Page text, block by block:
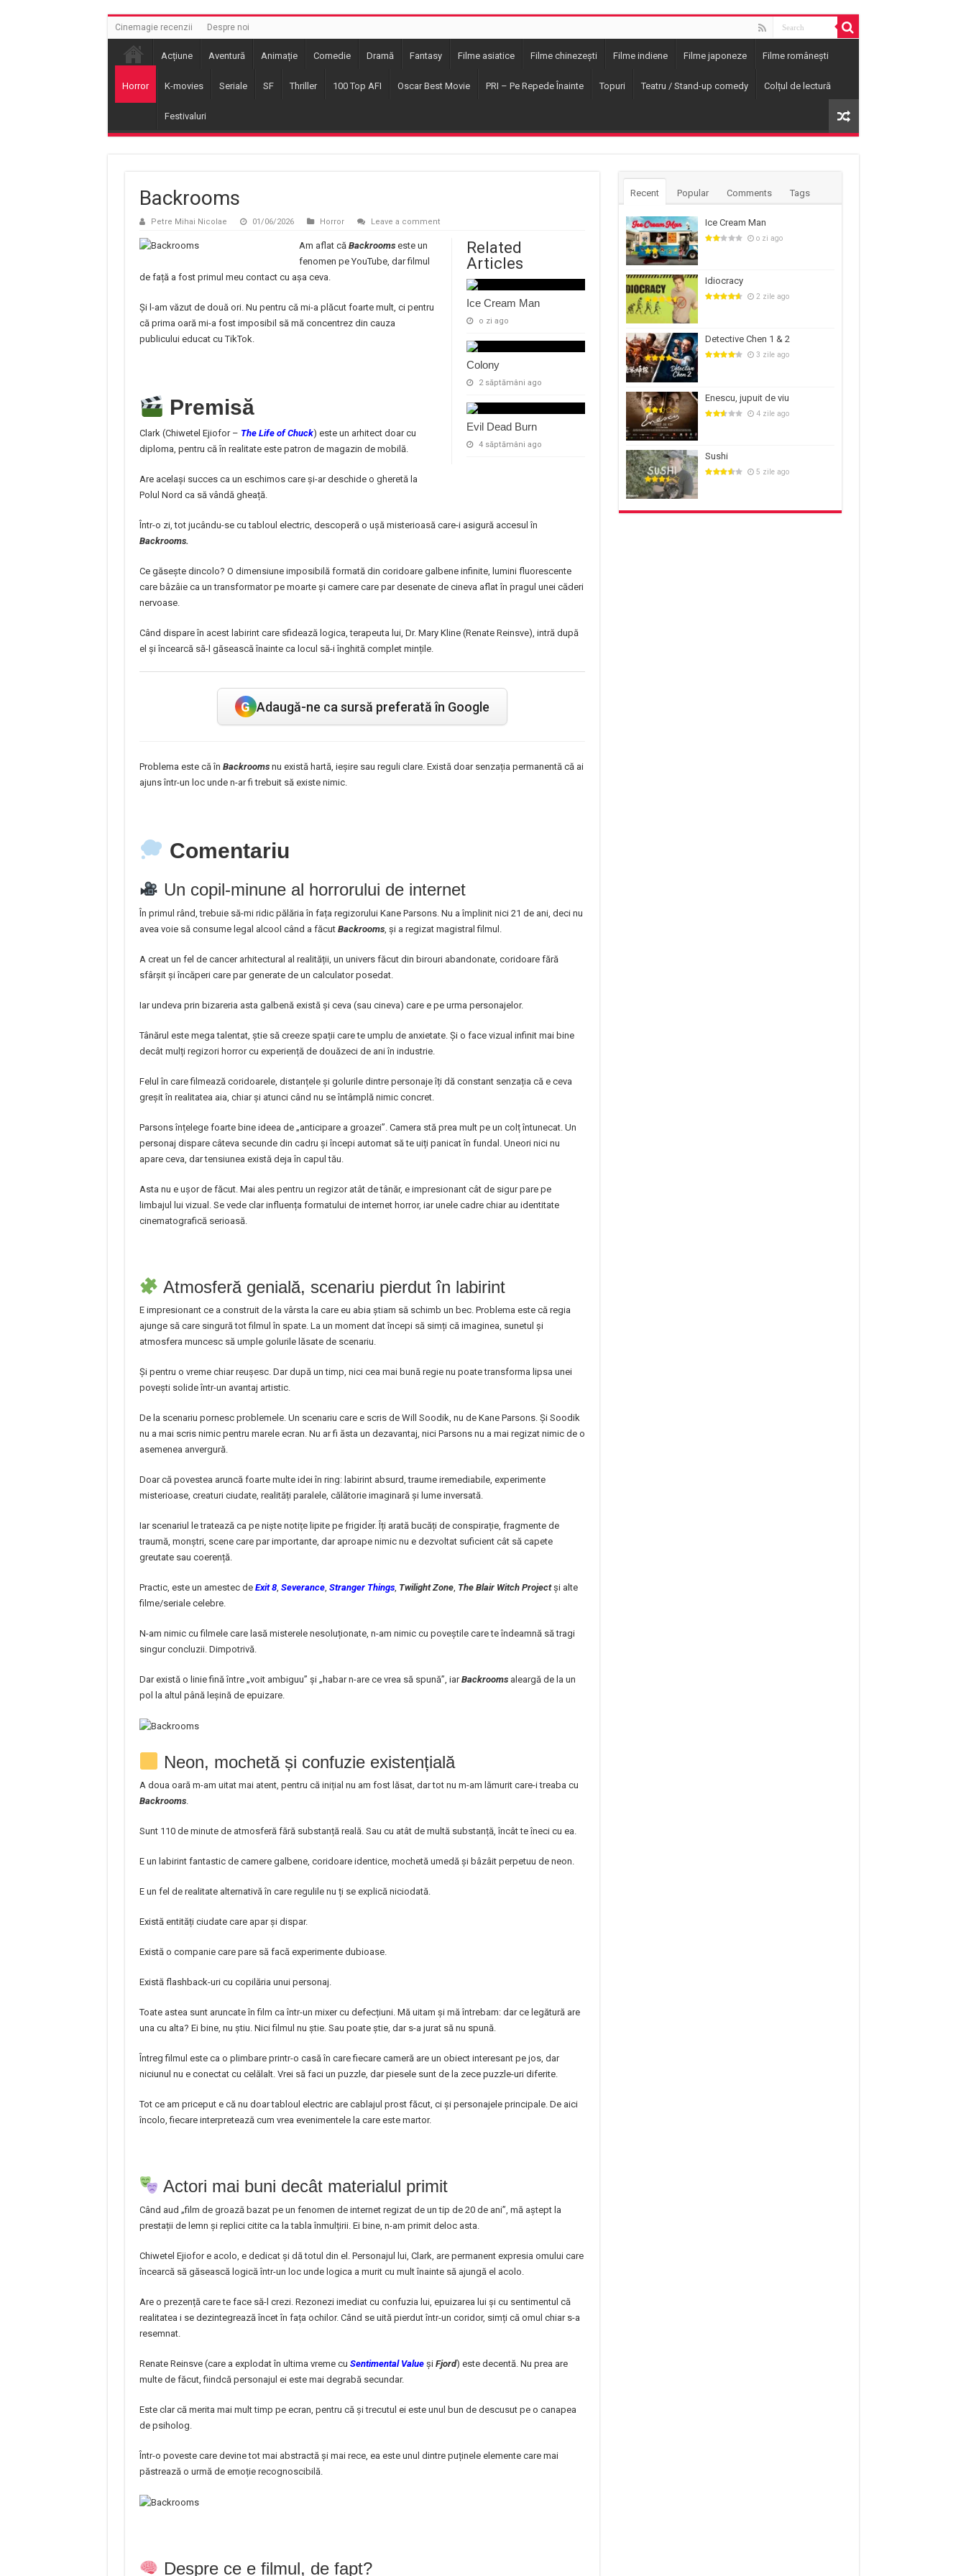
Cinemagie recenzii Despre noi
Acțiune Aventură Animație Comedie Dramă Fantasy Filme asiatice Filme chinezești Filme indiene Filme japoneze Filme românești
Horror K-movies Seriale SF Thriller 100 Top AFI Oscar Best Movie PRI – Pe Repede Înainte Topuri Teatru / Stand-up comedy Colțul de lectură
Festivaluri
Backrooms
Petre Mihai Nicolae 01/06/2026 Horror Leave a comment
Related
Articles
Ice Cream Man
o zi ago
Colony
2 săptămâni ago
Evil Dead Burn
4 săptămâni ago
Am aflat că Backroomseste un
fenomen pe YouTube, dar filmul
de față a fost primul meu contact cu așa ceva.
Și l-am văzut de două ori. Nu pentru că mi-a plăcut foarte mult, ci pentru
că prima oară mi-a fost imposibil să mă concentrez din cauza
publicului educat cu TikTok.
Premisă
Clark (Chiwetel Ejiofor – The Life of Chuck) este un arhitect doar cu
diploma, pentru că în realitate este patron de magazin de mobilă.
Are același succes ca un eschimos care și-ar deschide o gheretă la
Polul Nord ca să vândă gheață.
Într-o zi, tot jucându-se cu tabloul electric, descoperă o ușă misterioasă care-i asigură accesul în
Backrooms.
Ce găsește dincolo? O dimensiune imposibilă formată din coridoare galbene infinite, lumini fluorescente
care bâzâie ca un transformator pe moarte și camere care par desenate de cineva aflat în pragul unei căderi
nervoase.
Când dispare în acest labirint care sfidează logica, terapeuta lui, Dr. Mary Kline (Renate Reinsve), intră după
el și încearcă să-l găsească înainte ca locul să-i înghită complet mințile.
G Adaugă-ne ca sursă preferată în Google
Problema este că în Backroomsnu există hartă, ieșire sau reguli clare. Există doar senzația permanentă că ai
ajuns într-un loc unde n-ar fi trebuit să existe nimic.
Comentariu
Un copil-minune al horrorului de internet
În primul rând, trebuie să-mi ridic pălăria în fața regizorului Kane Parsons. Nu a împlinit nici 21 de ani, deci nu
avea voie să consume legal alcool când a făcut Backrooms, și a regizat magistral filmul.
A creat un fel de cancer arhitectural al realității, un univers făcut din birouri abandonate, coridoare fără
sfârșit și încăperi care par generate de un calculator posedat.
Iar undeva prin bizareria asta galbenă există și ceva (sau cineva) care e pe urma personajelor.
Tânărul este mega talentat, știe să creeze spații care te umplu de anxietate. Și o face vizual infinit mai bine
decât mulți regizori horror cu experiență de douăzeci de ani în industrie.
Felul în care filmează coridoarele, distanțele și golurile dintre personaje îți dă constant senzația că e ceva
greșit în realitatea aia, chiar și atunci când nu se întâmplă nimic concret.
Parsons înțelege foarte bine ideea de „anticipare a groazei”. Camera stă prea mult pe un colț întunecat. Un
personaj dispare câteva secunde din cadru și începi automat să te uiți panicat în fundal. Uneori nici nu
apare ceva, dar tensiunea există deja în capul tău.
Asta nu e ușor de făcut. Mai ales pentru un regizor atât de tânăr, e impresionant cât de sigur pare pe
limbajul lui vizual. Se vede clar influența formatului de internet horror, iar unele cadre chiar au identitate
cinematografică serioasă.
Atmosferă genială, scenariu pierdut în labirint
E impresionant ce a construit de la vârsta la care eu abia știam să schimb un bec. Problema este că regia
ajunge să care singură tot filmul în spate. La un moment dat începi să simți că imaginea, sunetul și
atmosfera muncesc să umple golurile lăsate de scenariu.
Și pentru o vreme chiar reușesc. Dar după un timp, nici cea mai bună regie nu poate transforma lipsa unei
povești solide într-un avantaj artistic.
De la scenariu pornesc problemele. Un scenariu care e scris de Will Soodik, nu de Kane Parsons. Și Soodik
nu a mai scris nimic pentru marele ecran. Nu ar fi ăsta un dezavantaj, nici Parsons nu a mai regizat nimic de o
asemenea anvergură.
Doar că povestea aruncă foarte multe idei în ring: labirint absurd, traume iremediabile, experimente
misterioase, creaturi ciudate, realități paralele, călătorie imaginară și lume inversată.
Iar scenariul le tratează ca pe niște notițe lipite pe frigider. Îți arată bucăți de conspirație, fragmente de
traumă, monștri, scene care par importante, dar aproape nimic nu e dezvoltat suficient cât să capete
greutate sau coerență.
Practic, este un amestec de Exit 8, Severance, Stranger Things, Twilight Zone, The Blair Witch Projectși alte
filme/seriale celebre.
N-am nimic cu filmele care lasă misterele nesoluționate, n-am nimic cu poveștile care te îndeamnă să tragi
singur concluzii. Dimpotrivă.
Dar există o linie fină între „voit ambiguu” și „habar n-are ce vrea să spună”, iarBackroomsaleargă de la un
pol la altul până leșină de epuizare.
Neon, mochetă și confuzie existențială
A doua oară m-am uitat mai atent, pentru că inițial nu am fost lăsat, dar tot nu m-am lămurit care-i treaba cu
Backrooms.
Sunt 110 de minute de atmosferă fără substanță reală. Sau cu atât de multă substanță, încât te îneci cu ea.
E un labirint fantastic de camere galbene, coridoare identice, mochetă umedă și bâzâit perpetuu de neon.
E un fel de realitate alternativă în care regulile nu ți se explică niciodată.
Există entități ciudate care apar și dispar.
Există o companie care pare să facă experimente dubioase.
Există flashback-uri cu copilăria unui personaj.
Toate astea sunt aruncate în film ca într-un mixer cu defecțiuni. Mă uitam și mă întrebam: dar ce legătură are
una cu alta? Ei bine, nu știu. Nici filmul nu știe. Sau poate știe, dar s-a jurat să nu spună.
Întreg filmul este ca o plimbare printr-o casă în care fiecare cameră are un obiect interesant pe jos, dar
niciunul nu e conectat cu celălalt. Vrei să faci un puzzle, dar piesele sunt de la zece puzzle-uri diferite.
Tot ce am priceput e că nu doar tabloul electric are cablajul prost făcut, ci și personajele principale. De aici
încolo, fiecare interpretează cum vrea evenimentele la care este martor.
Actori mai buni decât materialul primit
Când aud „film de groază bazat pe un fenomen de internet regizat de un tip de 20 de ani”, mă aștept la
prestații de lemn și replici citite ca la tabla înmulțirii. Ei bine, n-am primit deloc asta.
Chiwetel Ejiofor e acolo, e dedicat și dă totul din el. Personajul lui, Clark, are permanent expresia omului care
încearcă să găsească logică într-un loc unde logica a murit cu mult înainte să ajungă el acolo.
Are o prezență care te face să-l crezi. Rezonezi imediat cu confuzia lui, epuizarea lui și cu sentimentul că
realitatea i se dezintegrează încet în fața ochilor. Când se uită pierdut într-un coridor, simți că omul chiar s-a
resemnat.
Renate Reinsve (care a explodat în ultima vreme cu Sentimental Valueși Fjord) este decentă. Nu prea are
multe de făcut, fiindcă personajul ei este mai degrabă secundar.
Este clar că merita mai mult timp pe ecran, pentru că și trecutul ei este unul bun de descusut pe o canapea
de psiholog.
Într-o poveste care devine tot mai abstractă și mai rece, ea este unul dintre puținele elemente care mai
păstrează o urmă de emoție recognoscibilă.
Despre ce e filmul, de fapt?
Recent Popular Comments Tags
Ice Cream Man
o zi ago
Idiocracy
2 zile ago
Detective Chen 1 & 2
3 zile ago
Enescu, jupuit de viu
4 zile ago
Sushi
5 zile ago